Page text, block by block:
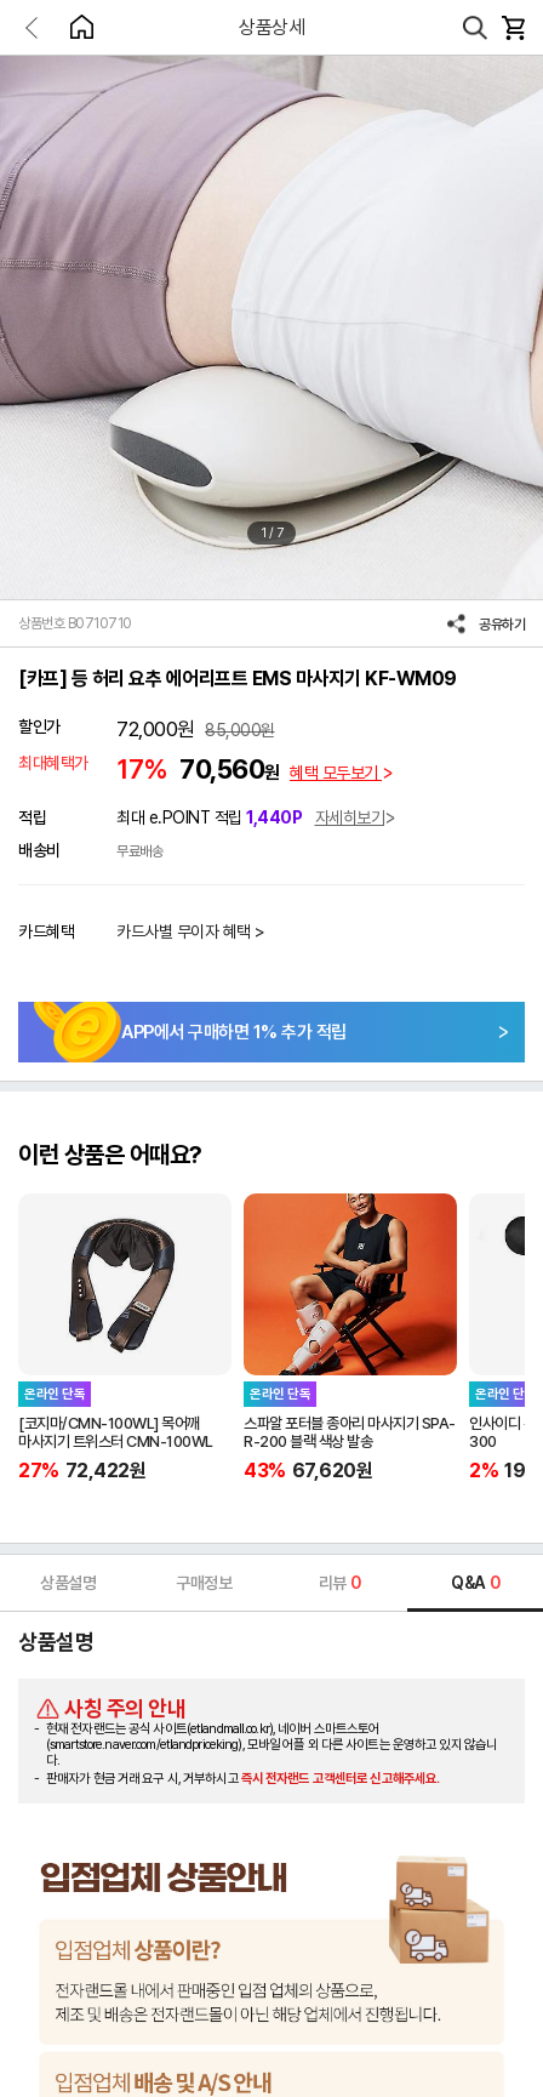
상품상세
1 / 7
상품번호 B0710710 공유하기
[카프] 등 허리 요추 에어리프트 EMS 마사지기 KF-WM09
할인가 72,000원 85,000원
최대혜택가
17% 70,560원 혜택 모두보기
적립 최대 e.POINT 적립 1,440P
자세히보기
배송비
무료배송
카드혜택 카드사별 무이자 혜택 >
APP에서 구매하면 1% 추가 적립
이런 상품은 어때요?
온라인 단독
[코지마/CMN-100WL] 목어깨
마사지기 트위스터 CMN-100WL
27% 72,422원
온라인 단독
스파알 포터블 종아리 마사지기 SPA-
R-200 블랙 색상 발송
43% 67,620원
온라인 단독
인사이디 무
300
2%
상품설명 구매정보 리뷰 0 Q&A 0
상품설명
사칭 주의 안내
현재 전자랜드는 공식 사이트(etlandmall.co.kr), 네이버 스마트스토어
(smartstore.naver.com/etlandpriceking), 모바일 어플 외 다른 사이트는 운영하고 있지 않습니
다.
판매자가 현금 거래 요구 시, 거부하시고즉시 전자랜드 고객센터로 신고해주세요.